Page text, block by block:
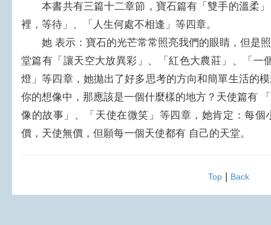
本書共有三篇十二章節，寶石篇有「雙手的溫柔」
裡，等待」、「人生何處不相逢」等四章。
她 表示：寶石的光芒常常照亮我們的眼睛，但是照
堂篇有「讓天空大放異彩」、「紅色大農莊」、「一
燈」等四章，她拋出了好多思考的方向和簡單生活的
你的想像中，那應該是一個什麼樣的地方？天使篇有
像的故事」、「天使在微笑」等四章，她肯定：每
價，天使無價，但願每一個天使都有 自己的天堂。
Top| Back